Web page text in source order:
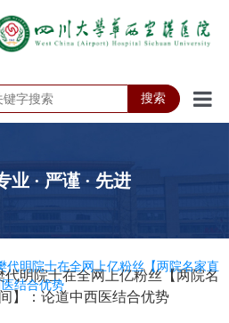
搜索
业 · 严谨 · 先进
代明院士在全网上亿粉丝【两院名
】：论道中西医结合优势
代明院士在全网上亿粉丝【两院名家直
结合优势